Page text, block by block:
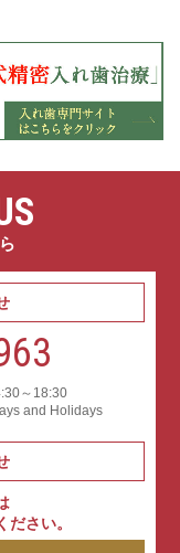
～18:30
and Holidays
さい。